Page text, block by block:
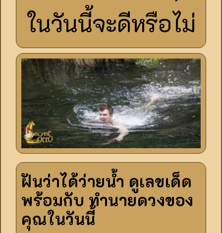
ในวันนี้จะดีหรือไม่
ฝันว่าได้ว่ายน้ำ ดูเลขเด็ด
พร้อมกับ ทำนายดวงของ
คุณในวันนี้